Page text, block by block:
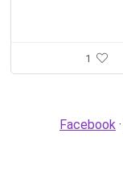
1
Facebook ·